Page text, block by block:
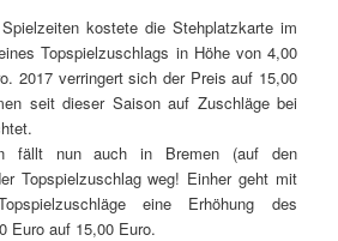
kostete die Stehplatzkarte im
Topspielzuschlags in Höhe von 4,00
2017 verringert sich der Preis auf 15,00
seit dieser Saison auf Zuschläge bei
fällt nun auch in Bremen (auf den
Topspielzuschlag weg! Einher geht mit
eine Erhöhung des
Euro auf 15,00 Euro.